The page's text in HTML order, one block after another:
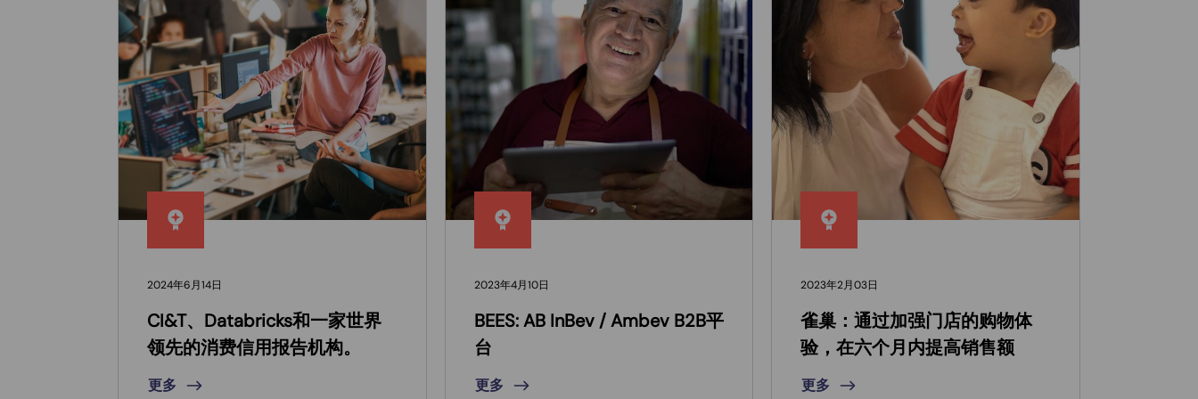
2024年6月14日
CI&T、Databricks和一家世界
领先的消费信用报告机构。
更多
2023年4月10日
BEES: AB InBev / Ambev B2B平
台
更多
2023年2月03日
雀巢：通过加强门店的购物体
验，在六个月内提高销售额
更多